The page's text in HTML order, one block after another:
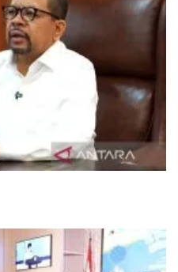
diri meski tingkat